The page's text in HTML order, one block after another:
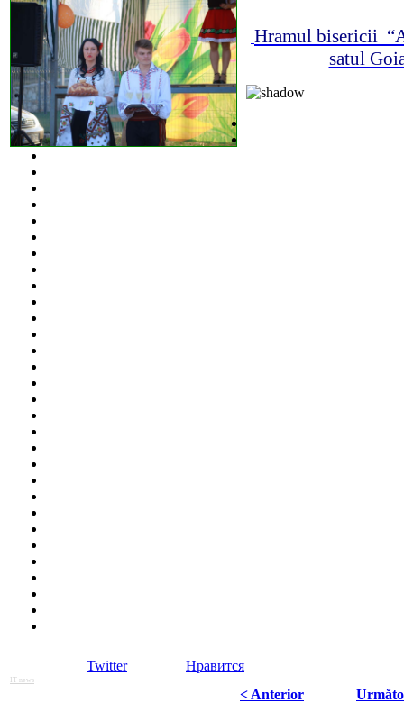
Hramul bisericii
satul
Twitter Нравится
IT news
< Anterior